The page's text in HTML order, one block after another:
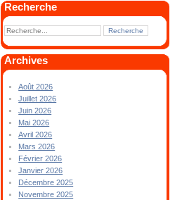
Recherche
Archives
Août 2026
Juillet 2026
Juin 2026
Mai 2026
Avril 2026
Mars 2026
Février 2026
Janvier 2026
Décembre 2025
Novembre 2025